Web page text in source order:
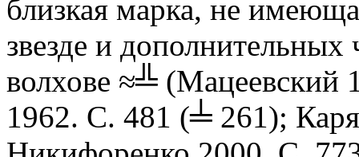
близкая марка, не
звезде и
волхове ≈╩ (Мацеевский
1962. С. 481 (╧ 261);